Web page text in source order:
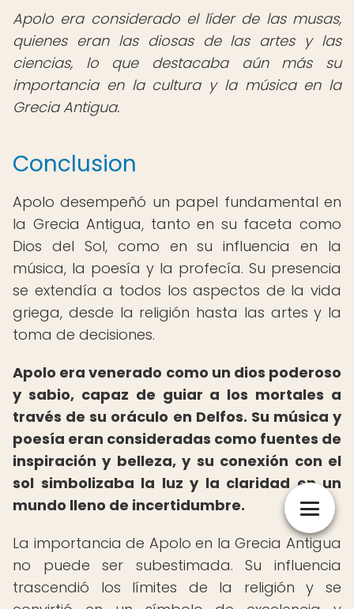
Apolo era considerado el líder de las musas,
quienes eran las diosas de las artes y las
ciencias, lo que destacaba aún más su
importancia en la cultura y la música en la
Grecia Antigua.
Conclusion
Apolo desempeñó un papel fundamental en
la Grecia Antigua, tanto en su faceta como
Dios del Sol, como en su influencia en la
música, la poesía y la profecía. Su presencia
se extendía a todos los aspectos de la vida
griega, desde la religión hasta las artes y la
toma de decisiones.
Apolo era venerado como un dios poderoso
y sabio, capaz de guiar a los mortales a
través de su oráculo en Delfos. Su música y
poesía eran consideradas como fuentes de
inspiración y belleza, y su conexión con el
sol simbolizaba la luz y la claridad en un
mundo lleno de incertidumbre.
La importancia de Apolo en la Grecia Antigua
no puede ser subestimada. Su influencia
trascendió los límites de la religión y se